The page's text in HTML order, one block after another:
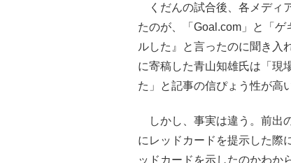
くだんの試合後、各メディ
たのが、「Goal.com」と「
ルした』と言ったのに聞き入
に寄稿した青山知雄氏は「現
た」と記事の信ぴょう性が高
しかし、事実は違う。前出
にレッドカードを提示した際
ッドカードを示したのかわか